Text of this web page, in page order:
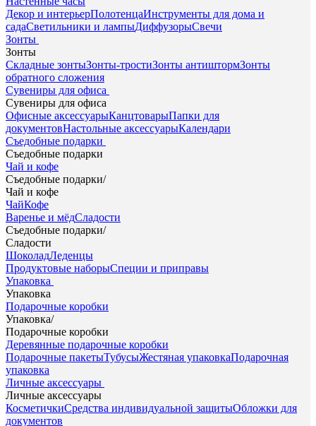
Декор и интерьерПолотенцаИнструменты для дома и
садаСветильники и лампыДиффузорыСвечи
Зонты
Зонты
Складные зонтыЗонты-тростиЗонты антиштормЗонты
обратного сложения
Сувениры для офиса
Сувениры для офиса
Офисные аксессуарыКанцтоварыПапки для
документовНастольные аксессуарыКалендари
Съедобные подарки
Съедобные подарки
Чай и кофе
Съедобные подарки/
Чай и кофе
ЧайКофе
Варенье и мёдСладости
Съедобные подарки/
Сладости
ШоколадЛеденцы
Продуктовые наборыСпеции и приправы
Упаковка
Упаковка
Подарочные коробки
Упаковка/
Подарочные коробки
Деревянные подарочные коробки
Подарочные пакетыТубусыЖестяная упаковкаПодарочная
упаковка
Личные аксессуары
Личные аксессуары
КосметичкиСредства индивидуальной защитыОбложки для
документов